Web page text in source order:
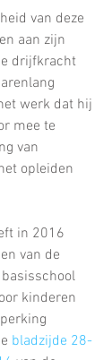
van deze
aan zijn
drijfkracht
werk dat hij
mee te
van
opleiden
in 2016
van de
kinderen
bladzijde 28-